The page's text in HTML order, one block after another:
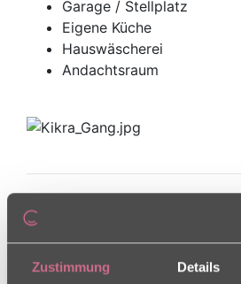
Zustimmung Details
Garage / Stellplatz
Eigene Küche
Hauswäscherei
Andachtsraum
Besonderheiten der
Langeweile ist hier ein